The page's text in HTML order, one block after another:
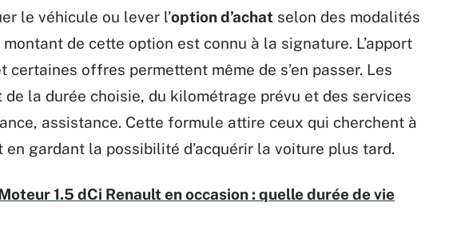
le véhicule ou lever l’option d’achat selon des modalités
de cette option est connu à la signature. L’apport
offres permettent même de s’en passer. Les
de la durée choisie, du kilométrage prévu et des services
assistance. Cette formule attire ceux qui cherchent à
gardant la possibilité d’acquérir la voiture plus tard.
1.5 dCi Renault en occasion : quelle durée de vie